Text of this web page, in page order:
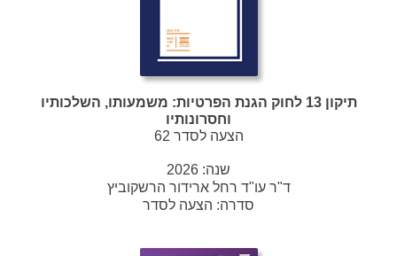
תיקון 13 לחוק הגנת הפרטיות: משמעותו, השלכותיו
וחסרונותיו
הצעה לסדר 62
שנה: 2026
ד"ר עו"ד רחל ארידור הרשקוביץ
סדרה: הצעה לסדר